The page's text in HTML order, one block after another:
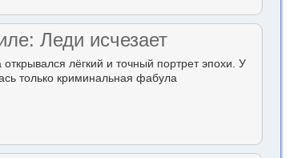
Леди исчезает
открывался лёгкий и точный портрет эпохи. У
только криминальная фабула